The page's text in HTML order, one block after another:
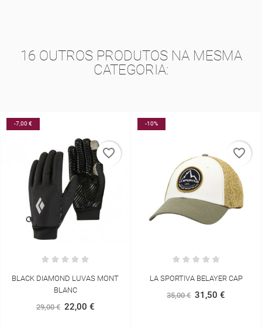
16 OUTROS PRODUTOS NA MESMA
CATEGORIA:
-10%
LA SPORTIVA BELAYER CAP
35,00 € 31,50 €
favorite_border
-10%
ASICS METARUN WATERPROOF
JACKET MULHER
favorite_border